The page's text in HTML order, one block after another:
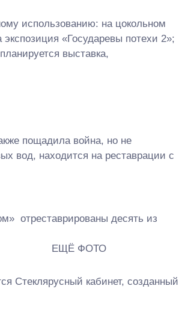
использованию: на цокольном
«Государевы потехи 2»;
выставка,
пощадила война, но не
вод, находится на реставрации с
отреставрированы десять из
Стеклярусный кабинет, созданный